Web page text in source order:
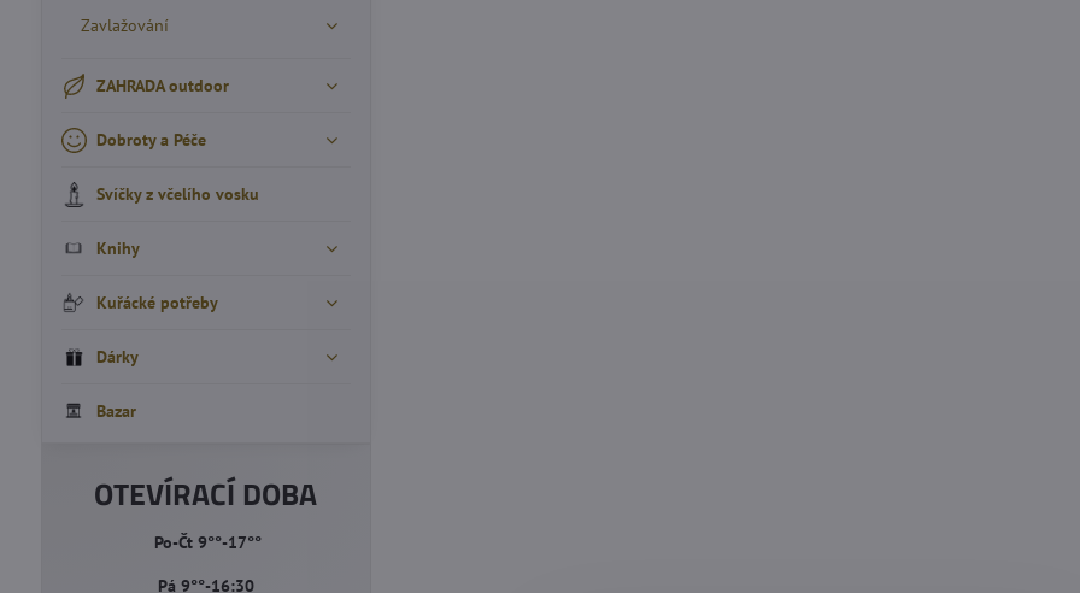
OTEVÍRACÍ DOBA
Po-Čt 9°°-17°°
Pá 9°°-16:30
Zavlažování
ZAHRADA outdoor
Dobroty a Péče
Svíčky z včelího vosku
Knihy
Kuřácké potřeby
Dárky
Bazar